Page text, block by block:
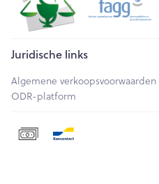
Juridische links
Algemene verkoopsvoorwaarden
ODR-platform